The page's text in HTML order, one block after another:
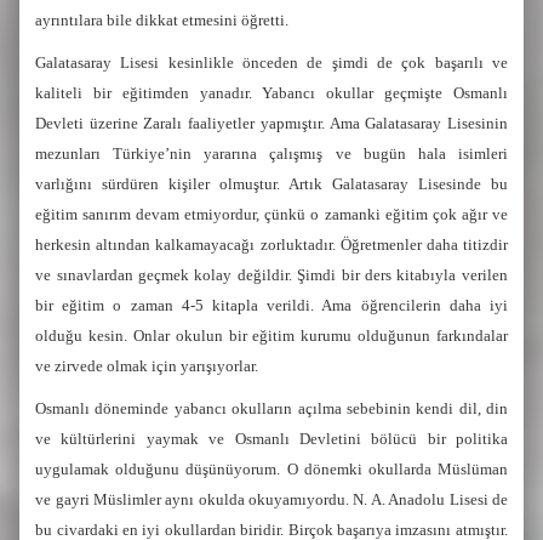
ayrıntılara bile dikkat etmesini öğretti.
Galatasaray Lisesi kesinlikle önceden de şimdi de çok başarılı ve
kaliteli bir eğitimden yanadır. Yabancı okullar geçmişte Osmanlı
Devleti üzerine Zaralı faaliyetler yapmıştır. Ama Galatasaray Lisesinin
mezunları Türkiye’nin yararına çalışmış ve bugün hala isimleri
varlığını sürdüren kişiler olmuştur. Artık Galatasaray Lisesinde bu
eğitim sanırım devam etmiyordur, çünkü o zamanki eğitim çok ağır ve
herkesin altından kalkamayacağı zorluktadır. Öğretmenler daha titizdir
ve sınavlardan geçmek kolay değildir. Şimdi bir ders kitabıyla verilen
bir eğitim o zaman 4-5 kitapla verildi. Ama öğrencilerin daha iyi
olduğu kesin. Onlar okulun bir eğitim kurumu olduğunun farkındalar
ve zirvede olmak için yarışıyorlar.
Osmanlı döneminde yabancı okulların açılma sebebinin kendi dil, din
ve kültürlerini yaymak ve Osmanlı Devletini bölücü bir politika
uygulamak olduğunu düşünüyorum. O dönemki okullarda Müslüman
ve gayri Müslimler aynı okulda okuyamıyordu. N. A. Anadolu Lisesi de
bu civardaki en iyi okullardan biridir. Birçok başarıya imzasını atmıştır.